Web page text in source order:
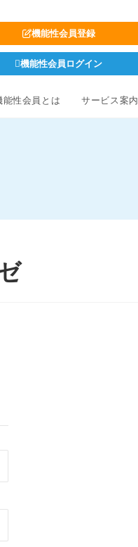
機能性会員登録
機能性会員ログイン
能性会員とは サービス案内